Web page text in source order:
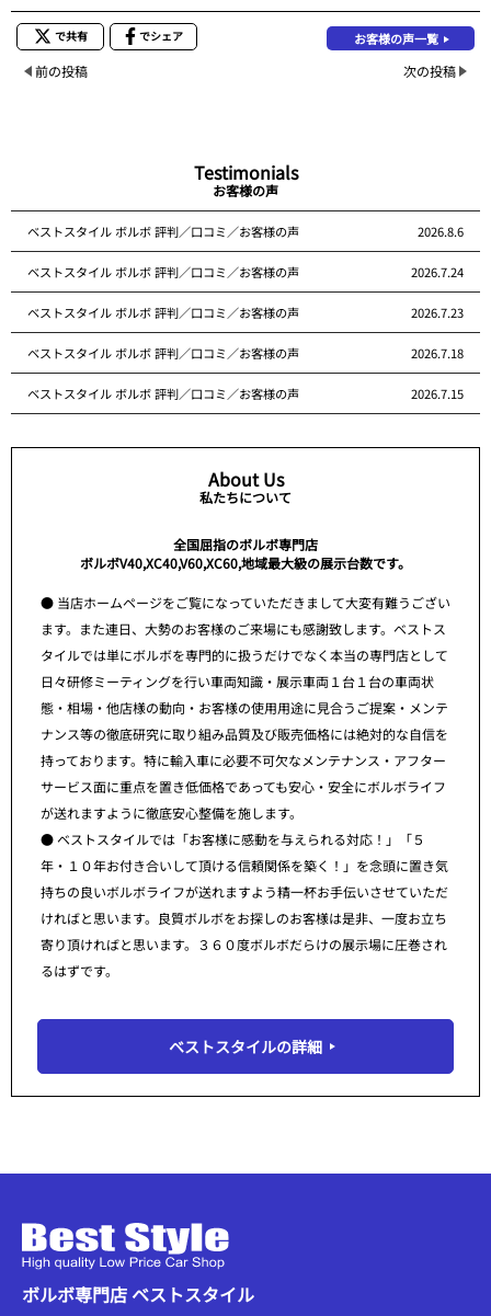
で共有 でシェア お客様の声一覧
前の投稿 次の投稿
Testimonials
お客様の声
ベストスタイル ボルボ 評判／口コミ／お客様の声 2026.8.6
ベストスタイル ボルボ 評判／口コミ／お客様の声 2026.7.24
ベストスタイル ボルボ 評判／口コミ／お客様の声 2026.7.23
ベストスタイル ボルボ 評判／口コミ／お客様の声 2026.7.18
ベストスタイル ボルボ 評判／口コミ／お客様の声 2026.7.15
About Us
私たちについて
全国屈指のボルボ専門店
ボルボV40,XC40,V60,XC60,地域最大級の展示台数です。
● 当店ホームページをご覧になっていただきまして大変有難うござい
ます。また連日、大勢のお客様のご来場にも感謝致します。ベストス
タイルでは単にボルボを専門的に扱うだけでなく本当の専門店として
日々研修ミーティングを行い車両知識・展示車両１台１台の車両状
態・相場・他店様の動向・お客様の使用用途に見合うご提案・メンテ
ナンス等の徹底研究に取り組み品質及び販売価格には絶対的な自信を
持っております。特に輸入車に必要不可欠なメンテナンス・アフター
サービス面に重点を置き低価格であっても安心・安全にボルボライフ
が送れますように徹底安心整備を施します。
● ベストスタイルでは「お客様に感動を与えられる対応！」「５
年・１０年お付き合いして頂ける信頼関係を築く！」を念頭に置き気
持ちの良いボルボライフが送れますよう精一杯お手伝いさせていただ
ければと思います。良質ボルボをお探しのお客様は是非、一度お立ち
寄り頂ければと思います。３６０度ボルボだらけの展示場に圧巻され
るはずです。
ベストスタイルの詳細
ボルボ専門店 ベストスタイル